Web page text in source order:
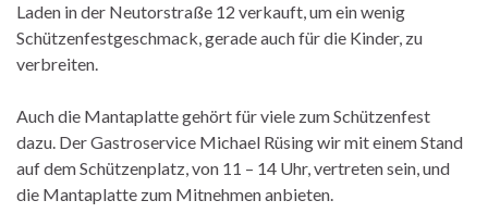
Laden in der Neutorstraße 12 verkauft, um ein wenig
Schützenfestgeschmack, gerade auch für die Kinder, zu
verbreiten.
Auch die Mantaplatte gehört für viele zum Schützenfest
dazu. Der Gastroservice Michael Rüsing wir mit einem Stand
auf dem Schützenplatz, von 11 – 14 Uhr, vertreten sein, und
die Mantaplatte zum Mitnehmen anbieten.